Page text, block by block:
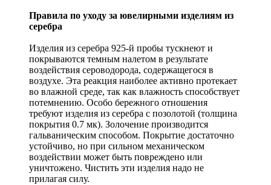
Правила по уходу за ювелирными изделиям из
серебра
Изделия из серебра 925-й пробы тускнеют и
покрываются темным налетом в результате
воздействия сероводорода, содержащегося в
воздухе. Эта реакция наиболее активно протекает
во влажной среде, так как влажность способствует
потемнению. Особо бережного отношения
требуют изделия из серебра с позолотой (толщина
покрытия 0.7 мк). Золочение производится
гальваническим способом. Покрытие достаточно
устойчиво, но при сильном механическом
воздействии может быть повреждено или
уничтожено. Чистить эти изделия надо не
прилагая силу.